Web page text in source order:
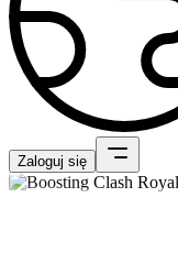
Zaloguj się